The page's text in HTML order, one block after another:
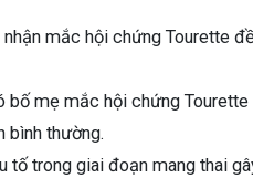
mắc hội chứng Tourette
bố mẹ mắc hội chứng
bình thường.
tố trong giai đoạn mang thai